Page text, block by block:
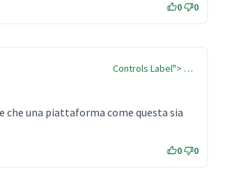
0 0
Controls Label"> …
che una piattaforma come questa sia
0 0